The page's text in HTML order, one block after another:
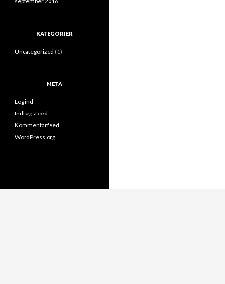
KATEGORIER
Uncategorized (1)
META
Log ind
Indlægsfeed
Kommentarfeed
WordPress.org